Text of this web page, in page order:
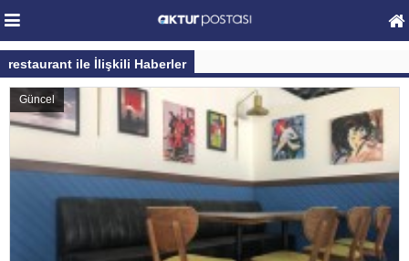
restaurant ile İlişkili Haberler
Güncel